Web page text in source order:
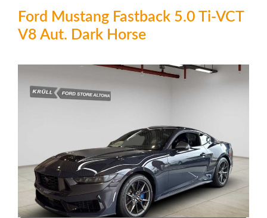
Ford Mustang Fastback 5.0 Ti-VCT
V8 Aut. Dark Horse